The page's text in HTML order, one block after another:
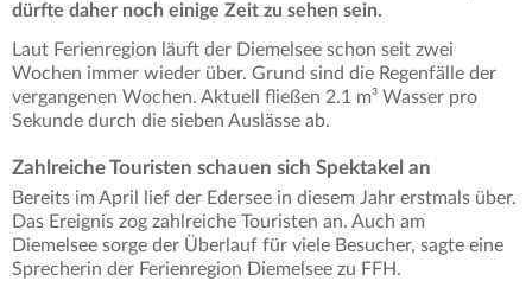
dürfte daher noch einige Zeit zu sehen sein.
Laut Ferienregion läuft der Diemelsee schon seit zwei
Wochen immer wieder über. Grund sind die Regenfälle der
vergangenen Wochen. Aktuell fließen 2.1 m³ Wasser pro
Sekunde durch die sieben Auslässe ab.
Zahlreiche Touristen schauen sich Spektakel an
Bereits im April lief der Edersee in diesem Jahr erstmals über.
Das Ereignis zog zahlreiche Touristen an. Auch am
Diemelsee sorge der Überlauf für viele Besucher, sagte eine
Sprecherin der Ferienregion Diemelsee zu FFH.